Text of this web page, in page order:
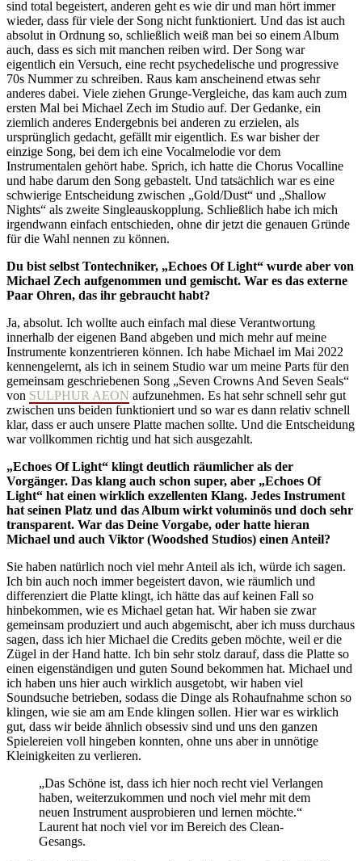
sind total begeistert, anderen geht es wie dir und man hört immer
wieder, dass für viele der Song nicht funktioniert. Und das ist auch
absolut in Ordnung so, schließlich weiß man bei so einem Album
auch, dass es sich mit manchen reiben wird. Der Song war
eigentlich ein Versuch, eine recht psychedelische und progressive
70s Nummer zu schreiben. Raus kam anscheinend etwas sehr
anderes dabei. Viele ziehen Grunge-Vergleiche, das kam auch zum
ersten Mal bei Michael Zech im Studio auf. Der Gedanke, ein
ziemlich anderes Endergebnis bei anderen zu erzielen, als
ursprünglich gedacht, gefällt mir eigentlich. Es war bisher der
einzige Song, bei dem ich eine Vocalmelodie vor dem
Instrumentalen gehört habe. Sprich, ich hatte die Chorus Vocalline
und habe darum den Song gebastelt. Und tatsächlich war es eine
schwierige Entscheidung zwischen „Gold/Dust“ und „Shallow
Nights“ als zweite Singleauskopplung. Schließlich habe ich mich
irgendwann einfach entschieden, ohne dir jetzt die genauen Gründe
für die Wahl nennen zu können.
Du bist selbst Tontechniker, „Echoes Of Light“ wurde aber von
Michael Zech aufgenommen und gemischt. War es das externe
Paar Ohren, das ihr gebraucht habt?
Ja, absolut. Ich wollte auch einfach mal diese Verantwortung
innerhalb der eigenen Band abgeben und mich mehr auf meine
Instrumente konzentrieren können. Ich habe Michael im Mai 2022
kennengelernt, als ich in seinem Studio war um meine Parts für den
gemeinsam geschriebenen Song „Seven Crowns And Seven Seals“
von SULPHUR AEON aufzunehmen. Es hat sehr schnell sehr gut
zwischen uns beiden funktioniert und so war es dann relativ schnell
klar, dass er auch unsere Platte machen sollte. Und die Entscheidung
war vollkommen richtig und hat sich ausgezahlt.
„Echoes Of Light“ klingt deutlich räumlicher als der
Vorgänger. Das klang auch schon super, aber „Echoes Of
Light“ hat einen wirklich exzellenten Klang. Jedes Instrument
hat seinen Platz und das Album wirkt voluminös und doch sehr
transparent. War das Deine Vorgabe, oder hatte hieran
Michael und auch Viktor (Woodshed Studios) einen Anteil?
Sie haben natürlich noch viel mehr Anteil als ich, würde ich sagen.
Ich bin auch noch immer begeistert davon, wie räumlich und
differenziert die Platte klingt, ich hätte das auf keinen Fall so
hinbekommen, wie es Michael getan hat. Wir haben sie zwar
gemeinsam produziert und auch abgemischt, aber ich muss durchaus
sagen, dass ich hier Michael die Credits geben möchte, weil er die
Zügel in der Hand hatte. Ich bin sehr stolz darauf, dass die Platte so
einen eigenständigen und guten Sound bekommen hat. Michael und
ich haben uns hier auch wirklich ausgetobt, wir haben viel
Soundsuche betrieben, sodass die Dinge als Rohaufnahme schon so
klingen, wie sie am am Ende klingen sollen. Hier war es wirklich
gut, dass wir beide ähnlich obsessiv sind und uns den ganzen
Spielereien voll hingeben konnten, ohne uns aber in unnötige
Kleinigkeiten zu verlieren.
„Das Schöne ist, dass ich hier noch recht viel Verlangen
haben, weiterzukommen und noch viel mehr mit dem
neuen Instrument ausprobieren und lernen möchte.“
Laurent hat noch viel vor im Bereich des Clean-
Gesangs.